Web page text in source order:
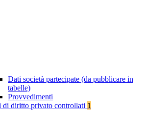
Dati società partecipate (da pubblicare in
tabelle)
Provvedimenti
di diritto privato controllati 1